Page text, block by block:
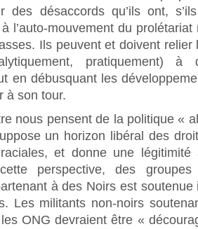
des désaccords qu’ils ont,
l’auto-mouvement du
Ils peuvent et doivent relier
pratiquement) à
en débusquant les
à son tour.
nous pensent de la politique «
un horizon libéral des
et donne une légitimité
perspective, des
à des Noirs est
Les militants non-noirs
ONG devraient être «